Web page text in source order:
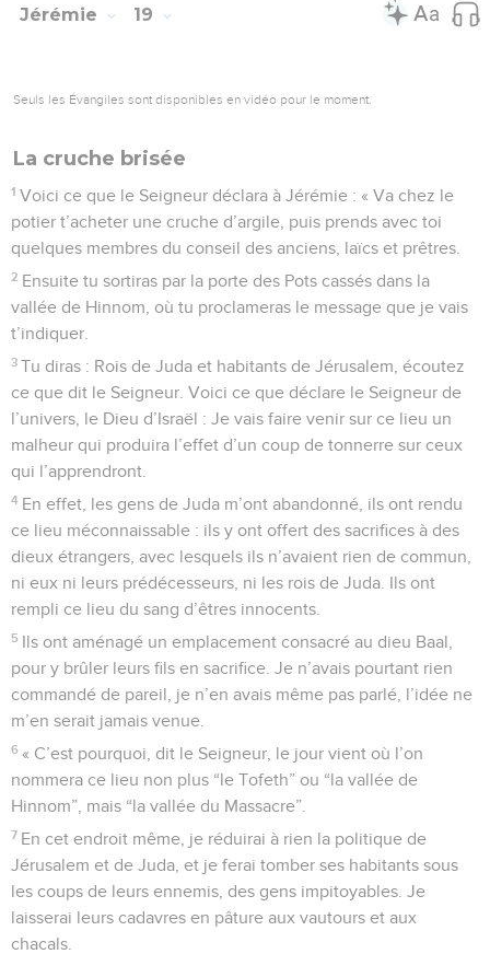
Jérémie 19
Seuls les Évangiles sont disponibles en vidéo pour le moment.
La cruche brisée
1 Voici ce que le Seigneur déclara à Jérémie : « Va chez le
potier t’acheter une cruche d’argile, puis prends avec toi
quelques membres du conseil des anciens, laïcs et prêtres.
2 Ensuite tu sortiras par la porte des Pots cassés dans la
vallée de Hinnom, où tu proclameras le message que je vais
t’indiquer.
3 Tu diras : Rois de Juda et habitants de Jérusalem, écoutez
ce que dit le Seigneur. Voici ce que déclare le Seigneur de
l’univers, le Dieu d’Israël : Je vais faire venir sur ce lieu un
malheur qui produira l’effet d’un coup de tonnerre sur ceux
qui l’apprendront.
4 En effet, les gens de Juda m’ont abandonné, ils ont rendu
ce lieu méconnaissable : ils y ont offert des sacrifices à des
dieux étrangers, avec lesquels ils n’avaient rien de commun,
ni eux ni leurs prédécesseurs, ni les rois de Juda. Ils ont
rempli ce lieu du sang d’êtres innocents.
5 Ils ont aménagé un emplacement consacré au dieu Baal,
pour y brûler leurs fils en sacrifice. Je n’avais pourtant rien
commandé de pareil, je n’en avais même pas parlé, l’idée ne
m’en serait jamais venue.
6 « C’est pourquoi, dit le Seigneur, le jour vient où l’on
nommera ce lieu non plus “le Tofeth” ou “la vallée de
Hinnom”, mais “la vallée du Massacre”.
7 En cet endroit même, je réduirai à rien la politique de
Jérusalem et de Juda, et je ferai tomber ses habitants sous
les coups de leurs ennemis, des gens impitoyables. Je
laisserai leurs cadavres en pâture aux vautours et aux
chacals.